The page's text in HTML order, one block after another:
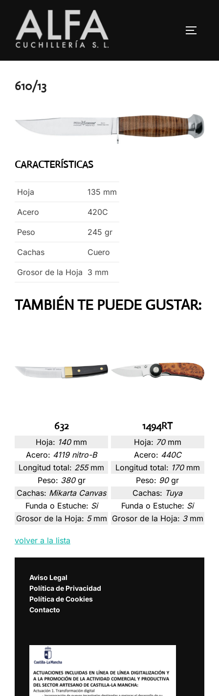
contenido
610/13
CARACTERÍSTICAS
Hoja 135 mm
Acero 420C
Peso 245 gr
Cachas Cuero
Grosor de la Hoja 3 mm
TAMBIÉN TE PUEDE GUSTAR:
632
Hoja: 140 mm
Acero: 4119 nitro-B
Longitud total: 255 mm
Peso: 380 gr
Cachas: Mikarta Canvas
Funda o Estuche: Si
Grosor de la Hoja: 5 mm
1494RT
Hoja: 70 mm
Acero: 440C
Longitud total: 170 mm
Peso: 90 gr
Cachas: Tuya
Funda o Estuche: Si
Grosor de la Hoja: 3 mm
volver a la lista
Aviso Legal
Política de Privacidad
Política de Cookies
Contacto